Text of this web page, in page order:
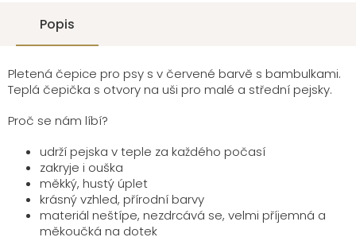
Popis
Pletená čepice pro psy s v červené barvě s bambulkami.
Teplá čepička s otvory na uši pro malé a střední pejsky.
Proč se nám líbí?
udrží pejska v teple za každého počasí
zakryje i ouška
měkký, hustý úplet
krásný vzhled, přírodní barvy
materiál neštípe, nezdrcává se, velmi příjemná a
měkoučká na dotek